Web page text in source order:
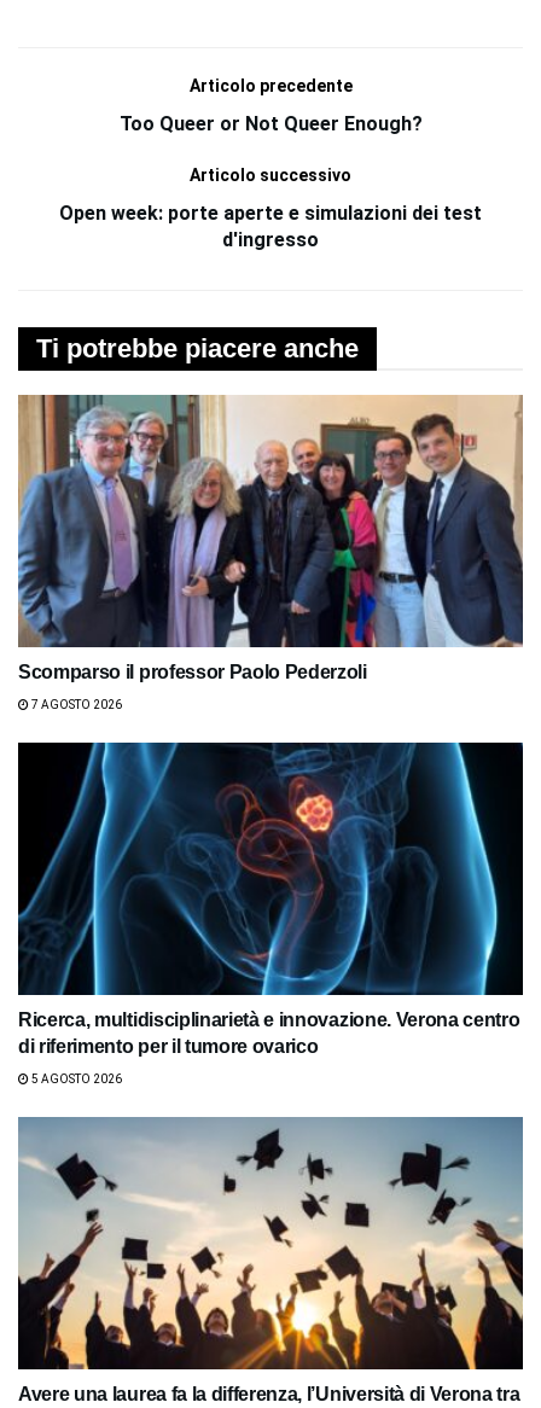
Articolo precedente
Too Queer or Not Queer Enough?
Articolo successivo
Open week: porte aperte e simulazioni dei test
d'ingresso
Ti potrebbe piacere anche
Scomparso il professor Paolo Pederzoli
7 AGOSTO 2026
Ricerca, multidisciplinarietà e innovazione. Verona centro
di riferimento per il tumore ovarico
5 AGOSTO 2026
Avere una laurea fa la differenza, l’Università di Verona tra